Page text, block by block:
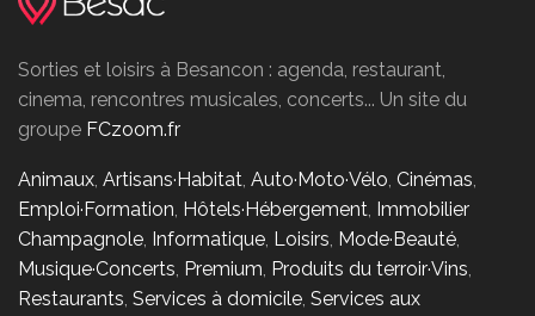
Sorties et loisirs à Besancon : agenda, restaurant,
cinema, rencontres musicales, concerts... Un site du
groupe FCzoom.fr
Animaux, Artisans·Habitat, Auto·Moto·Vélo, Cinémas,
Emploi·Formation, Hôtels·Hébergement, Immobilier
Champagnole, Informatique, Loisirs, Mode·Beauté,
Musique·Concerts, Premium, Produits du terroir·Vins,
Restaurants, Services à domicile, Services aux